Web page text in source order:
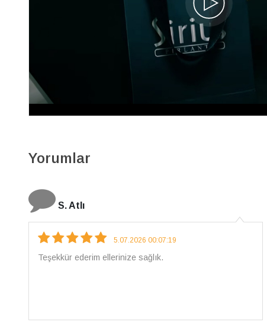
Pırlanta ve Beyaz Topaz Taşlı Yasmin
Yüzük
17R0334
Yorumlar
N. Elçi
4.08.2026 16:27:03
Çarpıcı ve olağanüstü bir işçilikle hazırlanmış bir